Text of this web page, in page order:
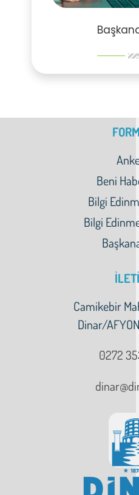
Beni
Bilgi
Bilgi
Camikebir
Dinar/
0272